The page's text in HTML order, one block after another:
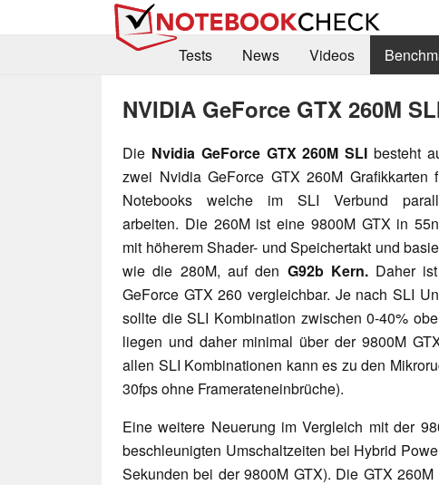
Tests
News Videos
NVIDIA GeForce GTX 260M
Die Nvidia GeForce GTX 260M SLI besteht
zwei Nvidia GeForce GTX 260M Grafikkarten
Notebooks welche im SLI Verbund
arbeiten. Die 260M ist eine 9800M GTX in
mit höherem Shader- und Speichertakt und
wie die 280M, auf den G92b Kern.Daher ist
GeForce GTX 260 vergleichbar. Je nach SLI
sollte die SLI Kombination zwischen 0-40%
liegen und daher minimal über der 9800M
allen SLI Kombinationen kann es zu den
30fps ohne Framerateneinbrüche).
Eine weitere Neuerung im Vergleich mit der
beschleunigten Umschaltzeiten bei Hybrid
Sekunden bei der 9800M GTX). Die GTX